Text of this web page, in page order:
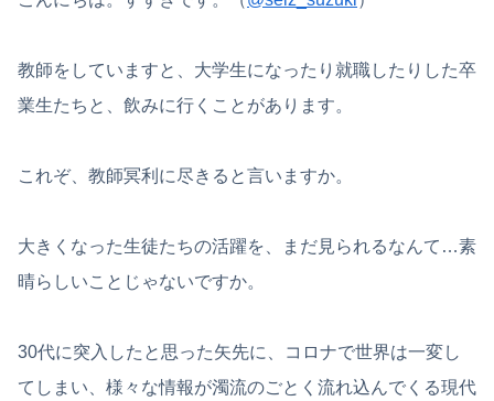
教師をしていますと、大学生になったり就職したりした卒
業生たちと、飲みに行くことがあります。
これぞ、教師冥利に尽きると言いますか。
大きくなった生徒たちの活躍を、まだ見られるなんて…素
晴らしいことじゃないですか。
30代に突入したと思った矢先に、コロナで世界は一変し
てしまい、様々な情報が濁流のごとく流れ込んでくる現代